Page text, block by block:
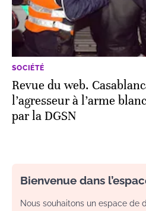
SOCIÉTÉ
Revue du web.
l’agresseur à l’arme
par la DGSN
Bienvenue dans
Nous souhaitons un espace de